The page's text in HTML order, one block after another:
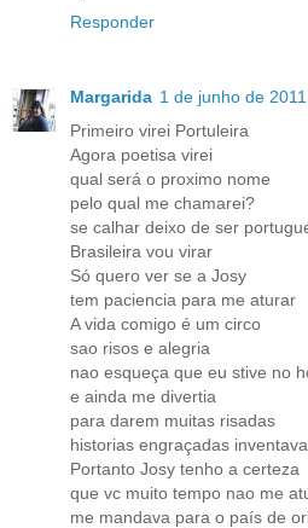
Responder
Margarida 1 de junho de
Primeiro virei Portuleira
Agora poetisa virei
qual será o proximo nome
pelo qual me chamarei?
se calhar deixo de ser
Brasileira vou virar
Só quero ver se a Josy
tem paciencia para me aturar
A vida comigo é um circo
sao risos e alegria
nao esqueça que eu stive no
e ainda me divertia
para darem muitas risadas
historias engraçadas inventava
Portanto Josy tenho a certeza
que vc muito tempo nao me
me mandava para o país de